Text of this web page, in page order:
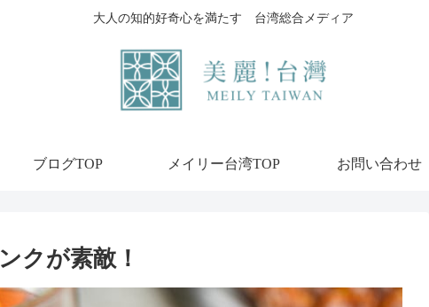
大人の知的好奇心を満たす 台湾総合メディア
ブログTOP メイリー台湾TOP お問い合わせ
クが素敵！